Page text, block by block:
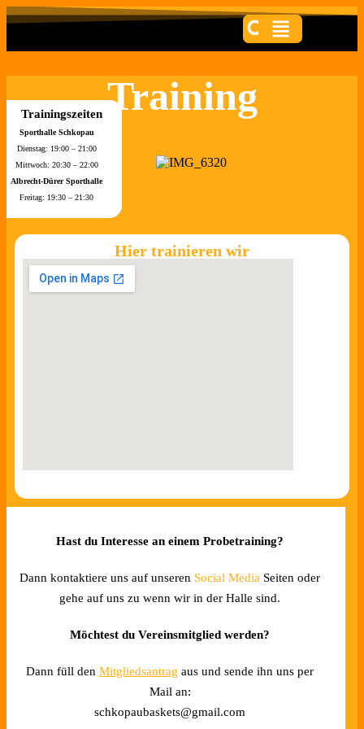
Training
Trainingszeiten
Sporthalle Schkopau
Dienstag: 19:00 – 21:00
Mittwoch: 20:30 – 22:00
Albrecht-Dürer Sporthalle
Freitag: 19:30 – 21:30
Hier trainieren wir
Hast du Interesse an einem Probetraining?
Dann kontaktiere uns auf unseren Social Media Seiten oder
gehe auf uns zu wenn wir in der Halle sind.
Möchtest du Vereinsmitglied werden?
Dann füll den Mitgliedsantrag aus und sende ihn uns per
Mail an:
schkopaubaskets@gmail.com